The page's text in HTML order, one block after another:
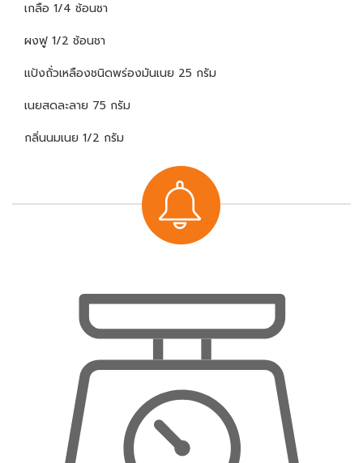
เกลือ 1/4 ช้อนชา
ผงฟู 1/2 ช้อนชา
แป้งถั่วเหลืองชนิดพร่องมันเนย 25 กรัม
เนยสดละลาย 75 กรัม
กลิ่นนมเนย 1/2 กรัม